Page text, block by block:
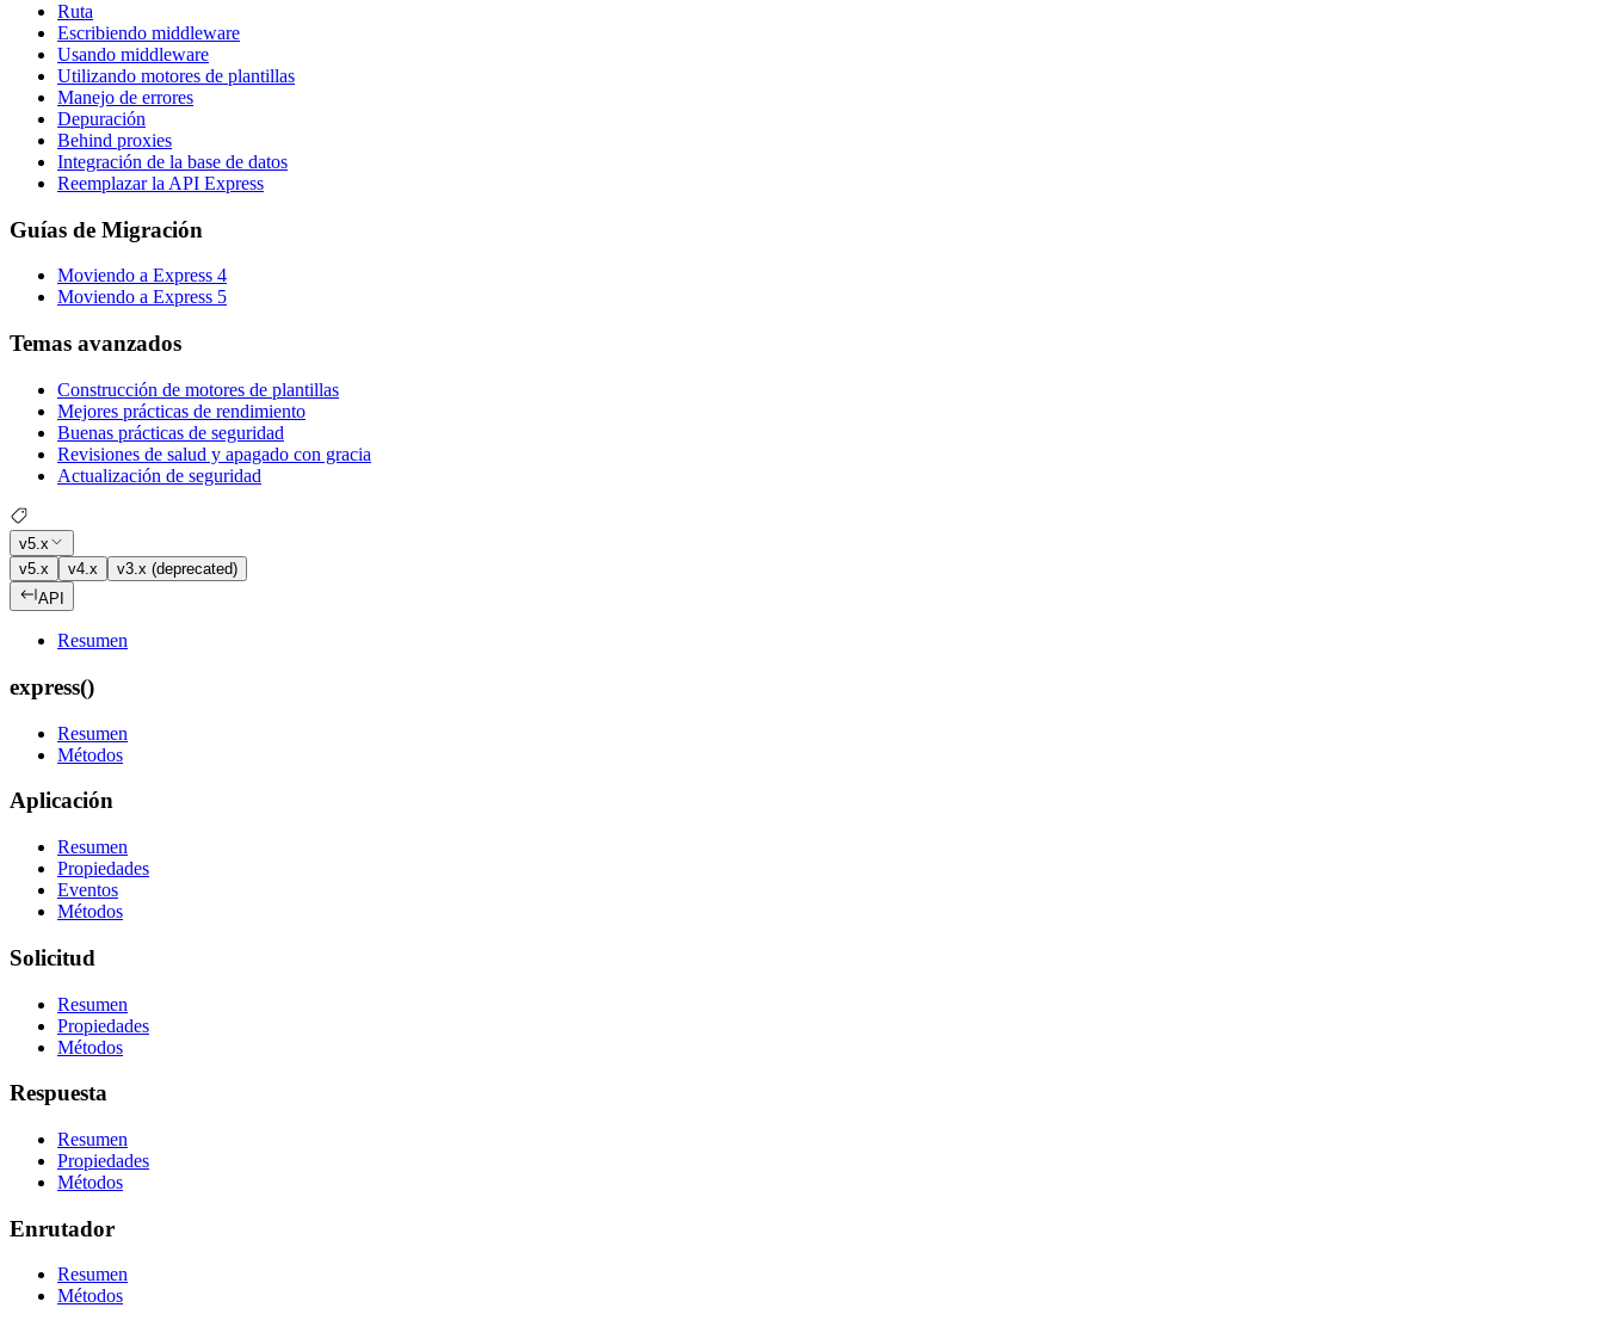
Ruta
Escribiendo middleware
Usando middleware
Utilizando motores de plantillas
Manejo de errores
Depuración
Behind proxies
Integración de la base de datos
Reemplazar la API Express
Guías de Migración
Moviendo a Express 4
Moviendo a Express 5
Temas avanzados
Construcción de motores de plantillas
Mejores prácticas de rendimiento
Buenas prácticas de seguridad
Revisiones de salud y apagado con gracia
Actualización de seguridad
v5.x
v5.x
v4.x
v3.x (deprecated)
API
Resumen
express()
Resumen
Métodos
Aplicación
Resumen
Propiedades
Eventos
Métodos
Solicitud
Resumen
Propiedades
Métodos
Respuesta
Resumen
Propiedades
Métodos
Enrutador
Resumen
Métodos